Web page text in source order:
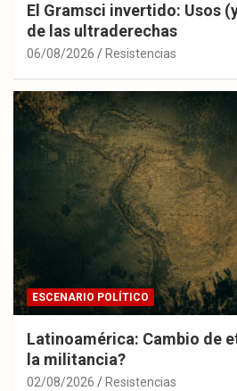
El Gramsci invertido: Usos
de las ultraderechas
06/08/2026 Resistencias
ESCENARIO POLÍTICO
Latinoamérica: Cambio de
la militancia?
02/08/2026 Resistencias